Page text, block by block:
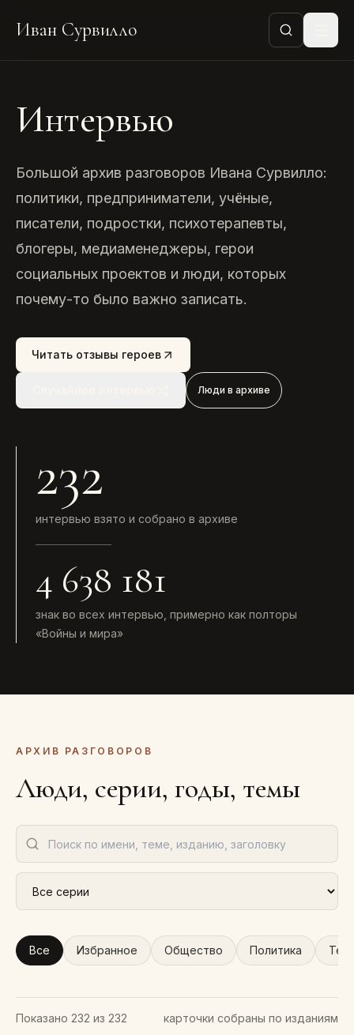
Иван Сурвилло
Интервью
Большой архив разговоров Ивана Сурвилло:
политики, предприниматели, учёные,
писатели, подростки, психотерапевты,
блогеры, медиаменеджеры, герои
социальных проектов и люди, которых
почему-то было важно записать.
Читать отзывы героев
Люди в архиве
232
интервью взято и собрано в архиве
4 638 181
знак во всех интервью, примерно как полторы
«Войны и мира»
АРХИВ РАЗГОВОРОВ
Люди, серии, годы, темы
Все Избранное Общество Политика
Показано 232 из 232 карточки собраны по изданиям